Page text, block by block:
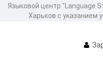
Языковой центр "Language
Харьков с указанием